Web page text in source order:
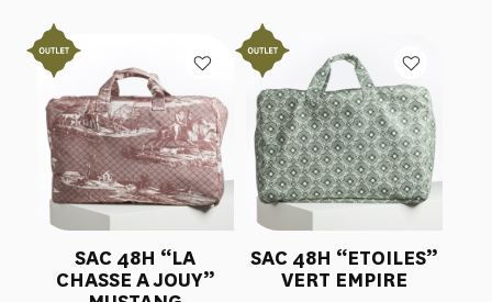
SAC 48H “LA
CHASSE A JOUY”
SAC 48H “ETOILES”
VERT EMPIRE